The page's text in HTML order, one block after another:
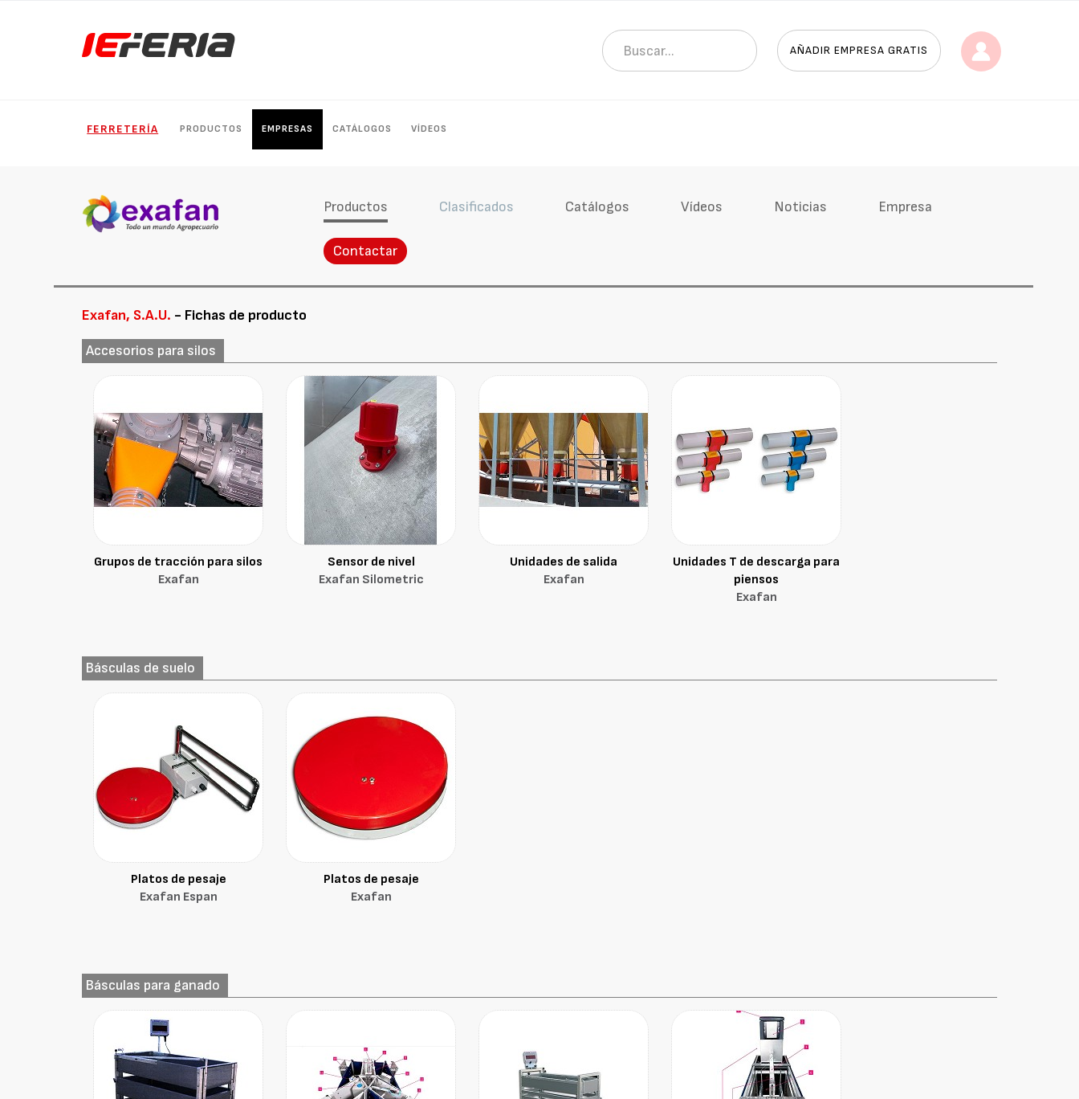
AÑADIR EMPRESA GRATIS
FERRETERÍA PRODUCTOS EMPRESAS CATÁLOGOS VÍDEOS
Productos Clasificados Catálogos Vídeos Noticias Empresa
Contactar
Exafan, S.A.U. - Fichas de producto
Accesorios para silos
Grupos de tracción para silos
Exafan
Sensor de nivel
Exafan Silometric
Unidades de salida
Exafan
Unidades T de descarga para
piensos
Exafan
Básculas de suelo
Platos de pesaje
Exafan Espan
Platos de pesaje
Exafan
Básculas para ganado